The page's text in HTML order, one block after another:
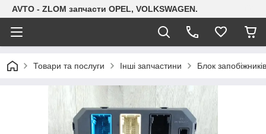
AVTO - ZLOM запчасти OPEL, VOLKSWAGEN.
Товари та послуги Інші запчастини Блок